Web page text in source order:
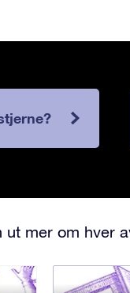
ut mer om hver